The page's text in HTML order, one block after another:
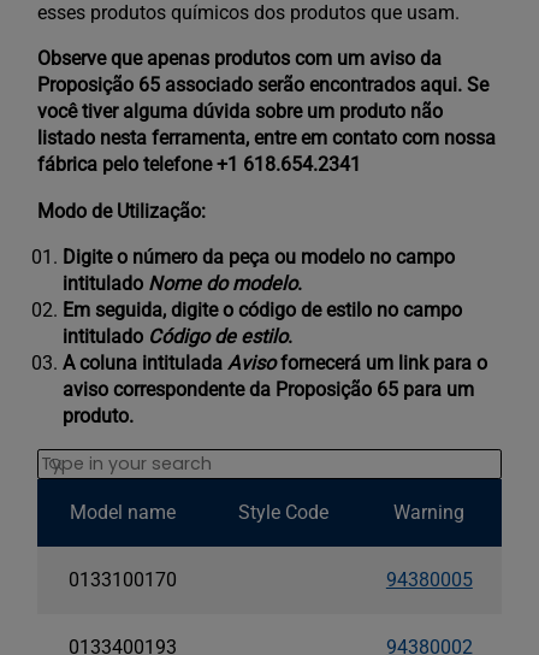
esses produtos químicos dos produtos que usam.
Observe que apenas produtos com um aviso da
Proposição 65 associado serão encontrados aqui. Se
você tiver alguma dúvida sobre um produto não
listado nesta ferramenta, entre em contato com nossa
fábrica pelo telefone +1 618.654.2341
Modo de Utilização:
Digite o número da peça ou modelo no campo
intitulado Nome do modelo.
Em seguida, digite o código de estilo no campo
intitulado Código de estilo.
A coluna intituladaAvisofornecerá um link para o
aviso correspondente da Proposição 65 para um
produto.
Search
Model name Style Code Warning
0133100170 94380005
0133400193 94380002